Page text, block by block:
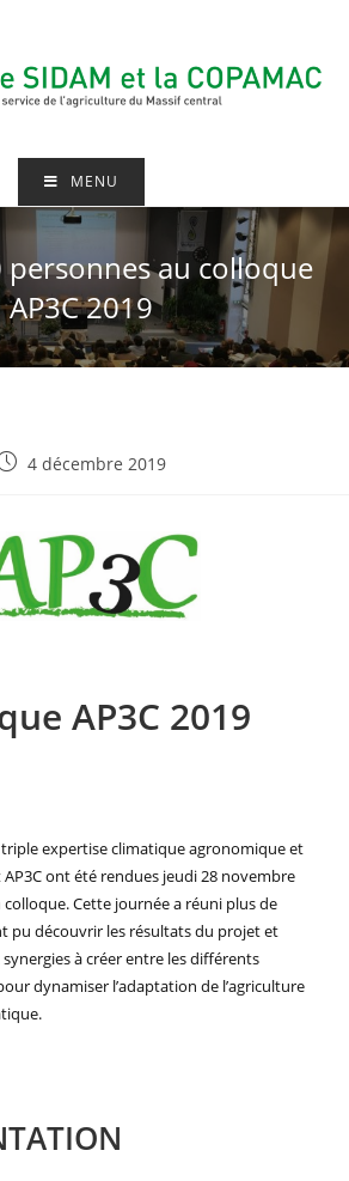
MENU
personnes au colloque
AP3C 2019
4 décembre 2019
AP3C 2019
triple expertise climatique agronomique et
ont été rendues jeudi 28 novembre
colloque. Cette journée a réuni plus de
pu découvrir les résultats du projet et
à créer entre les différents
dynamiser l’adaptation de l’agriculture